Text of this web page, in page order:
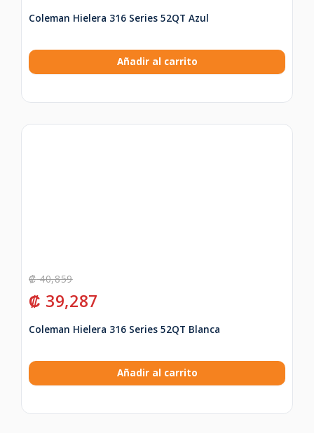
Coleman Hielera 316 Series 52QT Azul
Añadir al carrito
₡40,859
₡ 39,287
Coleman Hielera 316 Series 52QT Blanca
Añadir al carrito